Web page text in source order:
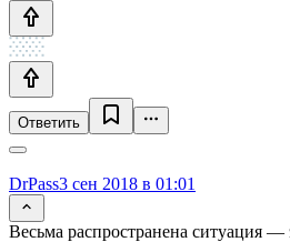
Ответить
DrPass3 сен 2018 в 01:01
Весьма распространена ситуация —